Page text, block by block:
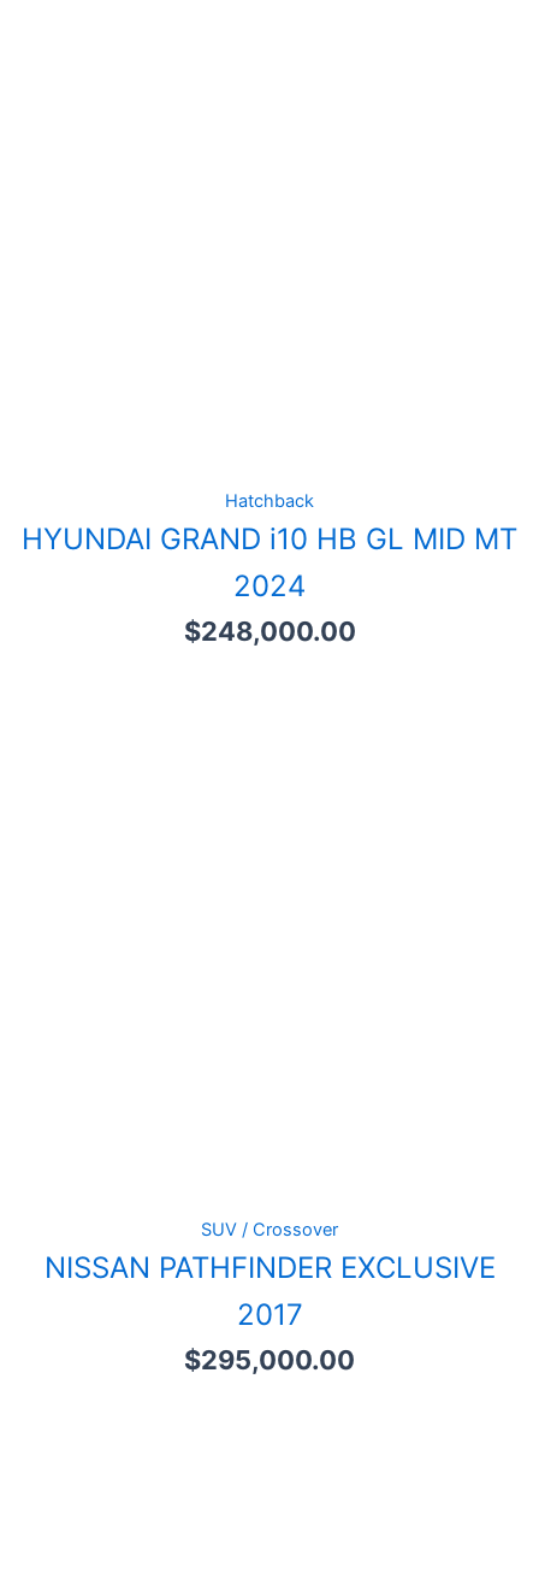
Hatchback
HYUNDAI GRAND i10 HB GL MID MT
2024
$248,000.00
SUV / Crossover
NISSAN PATHFINDER EXCLUSIVE
2017
$295,000.00